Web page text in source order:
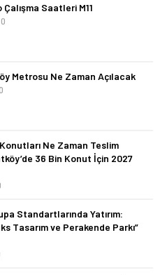
Saatleri M11
0
Metrosu Ne Zaman Açılacak
0
Ne Zaman Teslim
36 Bin Konut İçin 2027
Standartlarında Yatırım:
Tasarım ve Perakende Parkı”